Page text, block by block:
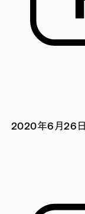
2020年6月26